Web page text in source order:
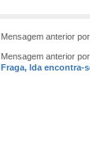
Mensagem anterior
Mensagem anterior
Fraga, lda encontra-